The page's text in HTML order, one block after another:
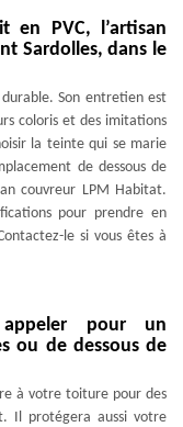
en PVC, l’artisan
Sardolles, dans le
durable. Son entretien est
coloris et des imitations
la teinte qui se marie
de dessous de
couvreur LPM Habitat.
pour prendre en
le si vous êtes à
pour un
ou de dessous de
à votre toiture pour des
Il protégera aussi votre